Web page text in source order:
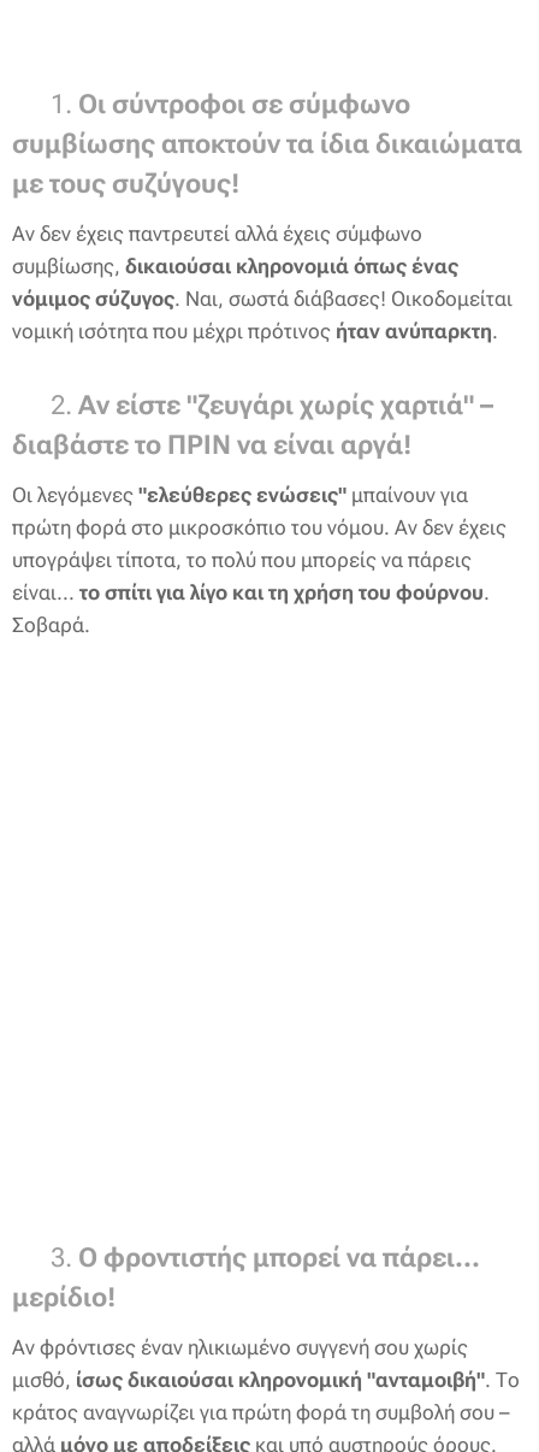
👫 1. Οι σύντροφοι σε σύμφωνο
συμβίωσης αποκτούν τα ίδια δικαιώματα
με τους συζύγους!
Αν δεν έχεις παντρευτεί αλλά έχεις σύμφωνο
συμβίωσης, δικαιούσαι κληρονομιά όπως ένας
νόμιμος σύζυγος. Ναι, σωστά διάβασες! Οικοδομείται
νομική ισότητα που μέχρι πρότινος ήταν ανύπαρκτη.
❗ 2. Αν είστε "ζευγάρι χωρίς χαρτιά" –
διαβάστε το ΠΡΙΝ να είναι αργά!
Οι λεγόμενες "ελεύθερες ενώσεις" μπαίνουν για
πρώτη φορά στο μικροσκόπιο του νόμου. Αν δεν έχεις
υπογράψει τίποτα, το πολύ που μπορείς να πάρεις
είναι... το σπίτι για λίγο και τη χρήση του φούρνου.
Σοβαρά.
👵 3. Ο φροντιστής μπορεί να πάρει...
μερίδιο!
Αν φρόντισες έναν ηλικιωμένο συγγενή σου χωρίς
μισθό, ίσως δικαιούσαι κληρονομική "ανταμοιβή". Το
κράτος αναγνωρίζει για πρώτη φορά τη συμβολή σου –
αλλά μόνο με αποδείξεις και υπό αυστηρούς όρους.